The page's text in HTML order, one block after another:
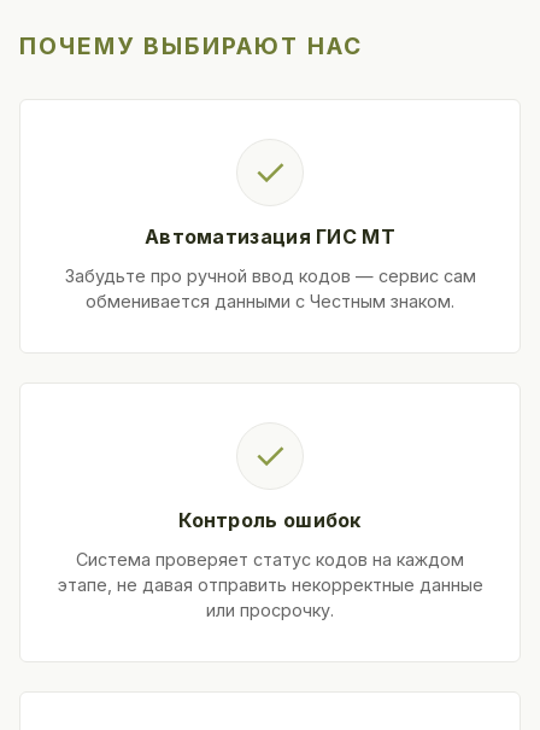
ПОЧЕМУ ВЫБИРАЮТ НАС
✓
Автоматизация ГИС МТ
Забудьте про ручной ввод кодов — сервис сам
обменивается данными с Честным знаком.
✓
Контроль ошибок
Система проверяет статус кодов на каждом
этапе, не давая отправить некорректные данные
или просрочку.